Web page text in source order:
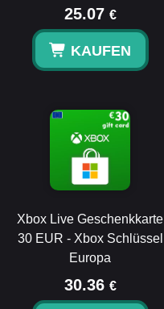
25.07 €
KAUFEN
Xbox Live Geschenkkarte
30 EUR - Xbox Schlüssel
Europa
30.36 €